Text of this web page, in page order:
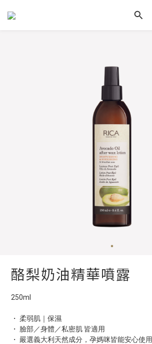
酪梨奶油精華噴露
250ml
・ 柔弱肌｜保濕
・ 臉部／身體／私密肌 皆適用
・ 嚴選義大利天然成分，孕媽咪皆能安心使用